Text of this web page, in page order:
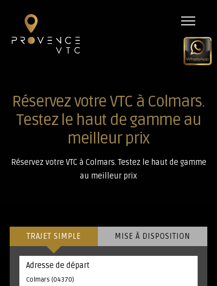
Réservez votre VTC à Colmars.
Testez le haut de gamme au
meilleur prix
Réservez votre VTC à Colmars. Testez le haut de gamme
au meilleur prix
TRAJET SIMPLE MISE À DISPOSITION
Adresse de départ